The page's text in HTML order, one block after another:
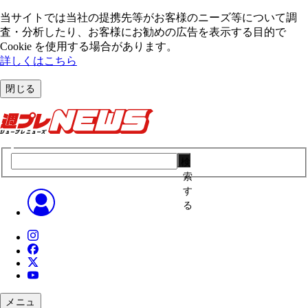
当サイトでは当社の提携先等がお客様のニーズ等について調
査・分析したり、お客様にお勧めの広告を表⽰する⽬的で
Cookie を使⽤する場合があります。
詳しくはこちら
閉じる
索
す
る
メニュ